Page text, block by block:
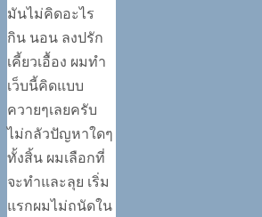
มันไม่คิดอะไร
กิน นอน ลงปรัก
เคี้ยวเอื้อง ผมทำ
เว็บนี้คิดแบบ
ควายๆเลยครับ
ไม่กลัวปัญหาใดๆ
ทั้งสิ้น ผมเลือกที่
จะทำและลุย เริ่ม
แรกผมไม่ถนัดใน